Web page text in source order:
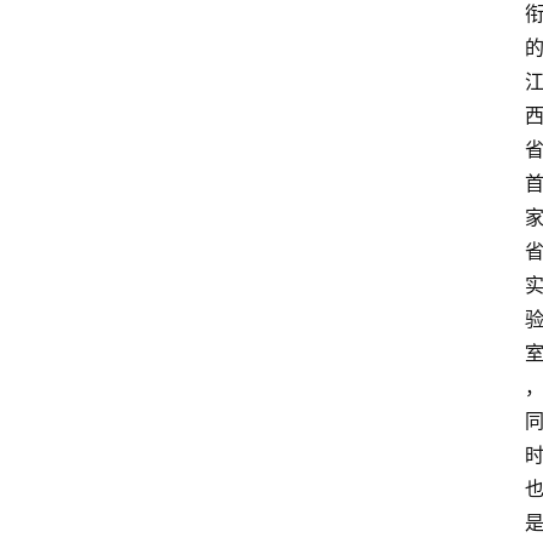
衔
的
江
西
省
首
家
省
实
验
室
，
同
时
也
是